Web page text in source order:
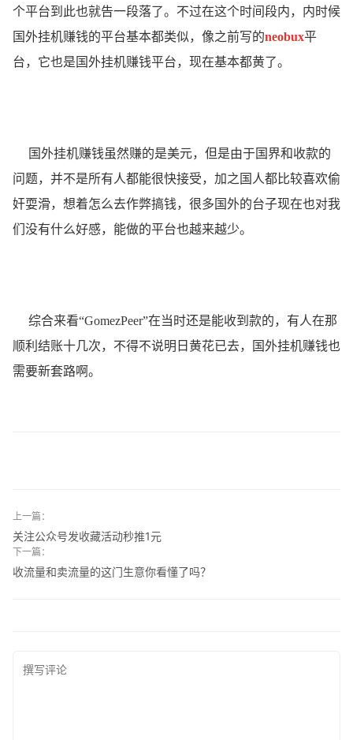
个平台到此也就告一段落了。不过在这个时间段内，内时候
国外挂机赚钱的平台基本都类似，像之前写的neobux平
台，它也是国外挂机赚钱平台，现在基本都黄了。
国外挂机赚钱虽然赚的是美元，但是由于国界和收款的
问题，并不是所有人都能很快接受，加之国人都比较喜欢偷
奸耍滑，想着怎么去作弊搞钱，很多国外的台子现在也对我
们没有什么好感，能做的平台也越来越少。
综合来看“GomezPeer”在当时还是能收到款的，有人在那
顺利结账十几次，不得不说明日黄花已去，国外挂机赚钱也
需要新套路啊。
上一篇：
关注公众号发收藏活动秒推1元
下一篇：
收流量和卖流量的这门生意你看懂了吗？